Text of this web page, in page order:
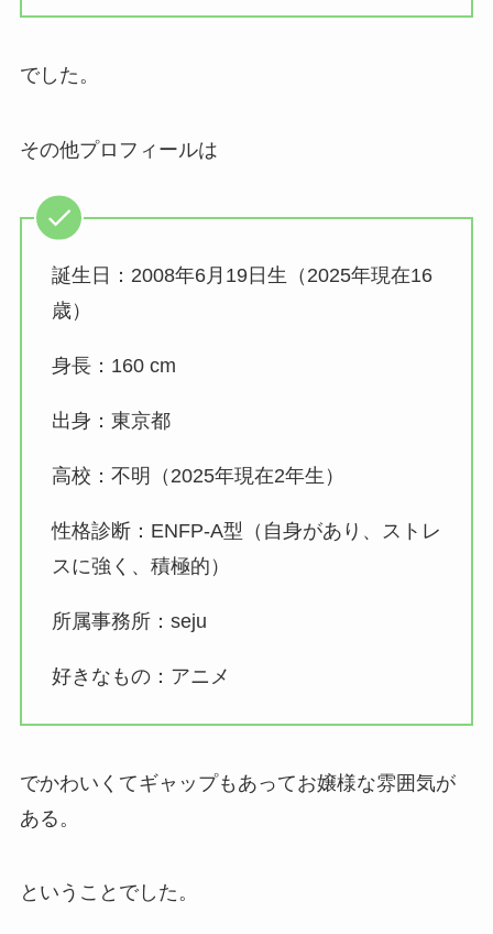
でした。
その他プロフィールは
誕生日：2008年6月19日生（2025年現在16
歳）
身長：160 cm
出身：東京都
高校：不明（2025年現在2年生）
性格診断：ENFP-A型（自身があり、ストレ
スに強く、積極的）
所属事務所：seju
好きなもの：アニメ
でかわいくてギャップもあってお嬢様な雰囲気が
ある。
ということでした。